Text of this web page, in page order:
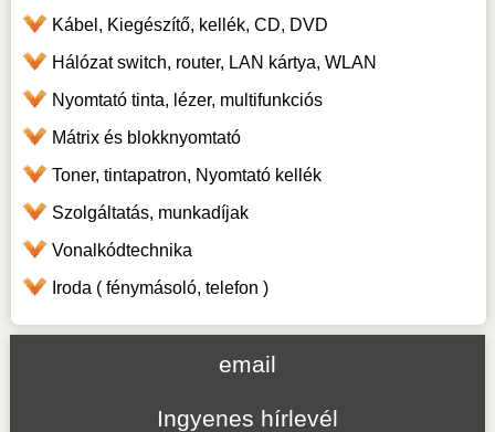
Kábel, Kiegészítő, kellék, CD, DVD
Hálózat switch, router, LAN kártya, WLAN
Nyomtató tinta, lézer, multifunkciós
Mátrix és blokknyomtató
Toner, tintapatron, Nyomtató kellék
Szolgáltatás, munkadíjak
Vonalkódtechnika
Iroda ( fénymásoló, telefon )
email
Ingyenes hírlevél